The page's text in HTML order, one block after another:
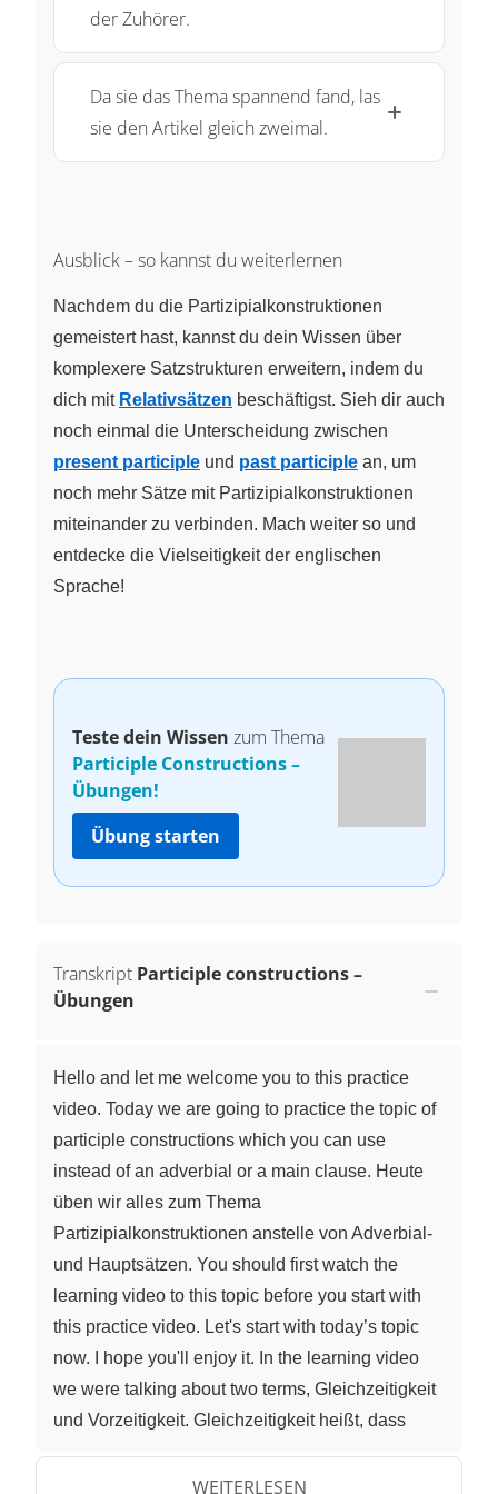
der Zuhörer.
Da sie das Thema spannend fand, las
sie den Artikel gleich zweimal.
Ausblick – so kannst du weiterlernen
Nachdem du die Partizipialkonstruktionen
gemeistert hast, kannst du dein Wissen über
komplexere Satzstrukturen erweitern, indem du
dich mit Relativsätzen beschäftigst. Sieh dir auch
noch einmal die Unterscheidung zwischen
present participle und past participle an, um
noch mehr Sätze mit Partizipialkonstruktionen
miteinander zu verbinden. Mach weiter so und
entdecke die Vielseitigkeit der englischen
Sprache!
Teste dein Wissen zum Thema
Participle Constructions –
Übungen!
Übung starten
Transkript Participle constructions –
Übungen
Hello and let me welcome you to this practice
video. Today we are going to practice the topic of
participle constructions which you can use
instead of an adverbial or a main clause. Heute
üben wir alles zum Thema
Partizipialkonstruktionen anstelle von Adverbial-
und Hauptsätzen. You should first watch the
learning video to this topic before you start with
this practice video. Let's start with today’s topic
now. I hope you'll enjoy it. In the learning video
we were talking about two terms, Gleichzeitigkeit
und Vorzeitigkeit. Gleichzeitigkeit heißt, dass
Zum Beispiel: Kate is in the kitchen eating
WEITERLESEN